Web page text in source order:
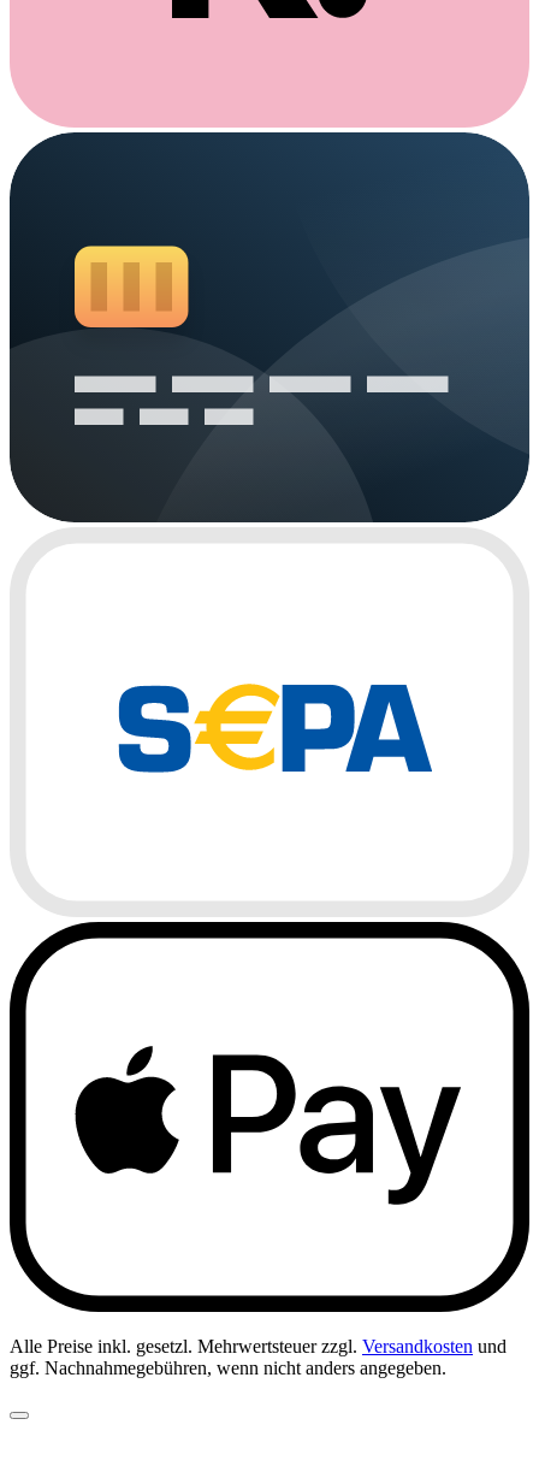
Alle Preise inkl. gesetzl. Mehrwertsteuer zzgl. Versandkosten und
ggf. Nachnahmegebühren, wenn nicht anders angegeben.